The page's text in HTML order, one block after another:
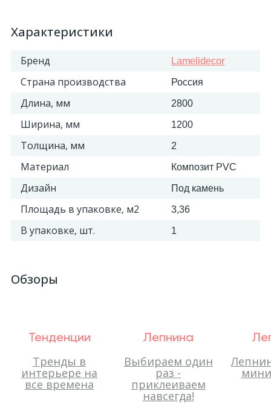
Характеристики
Бренд Lamelidecor
Страна производства Россия
Длина, мм 2800
Ширина, мм 1200
Толщина, мм 2
Материал Композит PVC
Дизайн Под камень
Площадь в упаковке, м2 3,36
В упаковке, шт. 1
Обзоры
Тенденции
Тренды в
интерьере на
все времена
Лепнина
Выбираем один
раз -
приклеиваем
навсегда!